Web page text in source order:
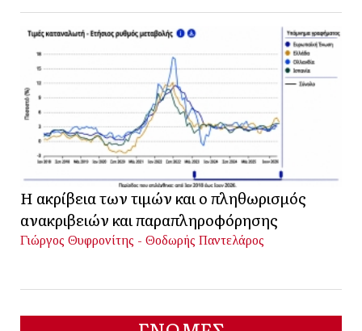
Η ακρίβεια των τιμών και ο πληθωρισμός
ανακριβειών και παραπληροφόρησης
Γιώργος Θυφρονίτης - Θοδωρής Παντελάρος